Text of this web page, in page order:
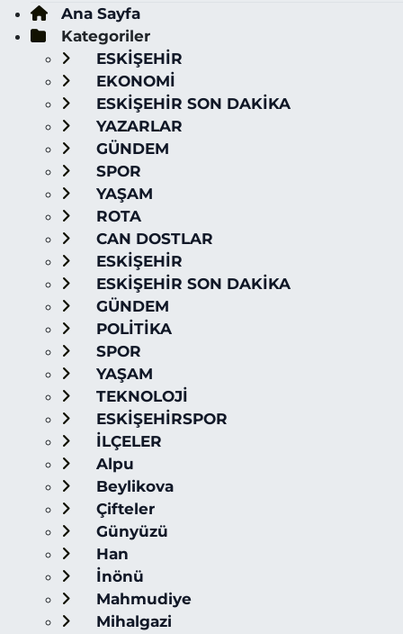
Ana Sayfa
Kategoriler
ESKİŞEHİR
EKONOMİ
ESKİŞEHİR SON DAKİKA
YAZARLAR
GÜNDEM
SPOR
YAŞAM
ROTA
CAN DOSTLAR
ESKİŞEHİR
ESKİŞEHİR SON DAKİKA
GÜNDEM
POLİTİKA
SPOR
YAŞAM
TEKNOLOJİ
ESKİŞEHİRSPOR
İLÇELER
Alpu
Beylikova
Çifteler
Günyüzü
Han
İnönü
Mahmudiye
Mihalgazi